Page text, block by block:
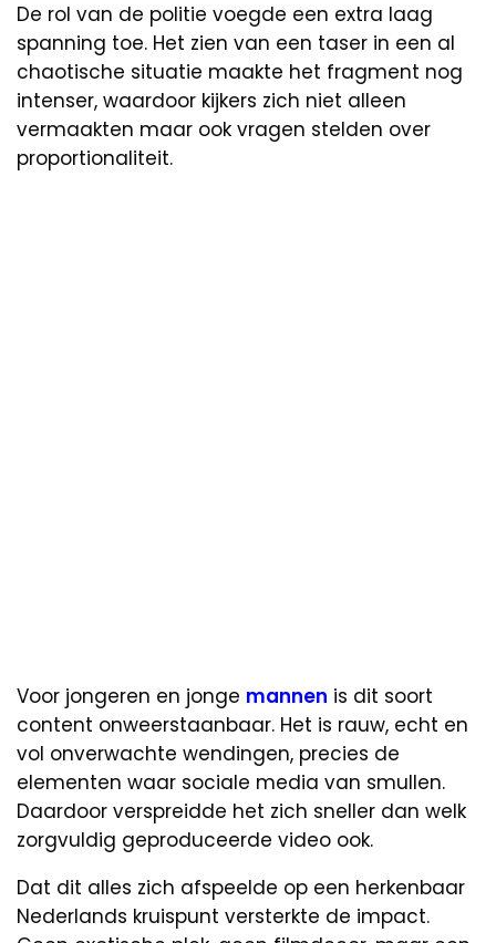
De rol van de politie voegde een extra laag
spanning toe. Het zien van een taser in een al
chaotische situatie maakte het fragment nog
intenser, waardoor kijkers zich niet alleen
vermaakten maar ook vragen stelden over
proportionaliteit.
Voor jongeren en jonge mannen is dit soort
content onweerstaanbaar. Het is rauw, echt en
vol onverwachte wendingen, precies de
elementen waar sociale media van smullen.
Daardoor verspreidde het zich sneller dan welk
zorgvuldig geproduceerde video ook.
Dat dit alles zich afspeelde op een herkenbaar
Nederlands kruispunt versterkte de impact.